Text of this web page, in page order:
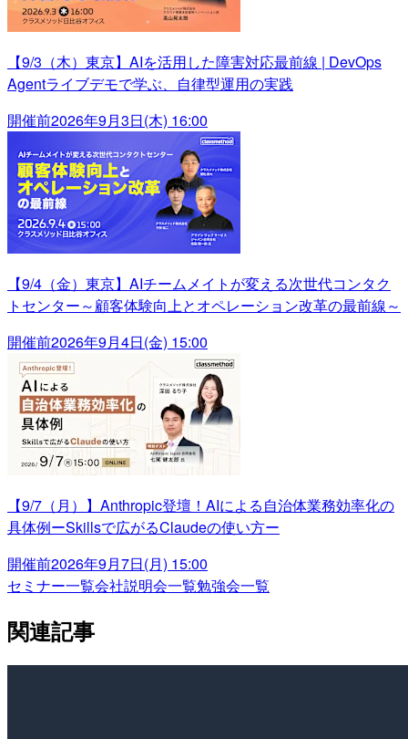
【9/3（木）東京】AIを活用した障害対応最前線 | DevOps
Agentライブデモで学ぶ、自律型運用の実践
開催前2026年9月3日(木) 16:00
【9/4（金）東京】AIチームメイトが変える次世代コンタク
トセンター～顧客体験向上とオペレーション改革の最前線～
開催前2026年9月4日(金) 15:00
【9/7（月）】Anthropic登壇！AIによる自治体業務効率化の
具体例ーSkillsで広がるClaudeの使い方ー
開催前2026年9月7日(月) 15:00
セミナー一覧会社説明会一覧勉強会一覧
関連記事